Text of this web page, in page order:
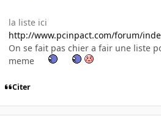
la liste ici
http://www.pcinpact.com/forum/
On se fait pas chier a fair une liste
meme
Citer